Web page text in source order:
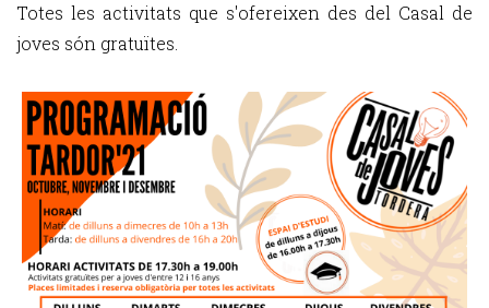
Totes les activitats que s'ofereixen des del Casal de
joves són gratuïtes.